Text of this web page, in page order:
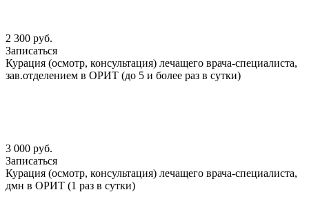
2 300 руб.
Записаться
Курация (осмотр, консультация) лечащего врача-специалиста,
зав.отделением в ОРИТ (до 5 и более раз в сутки)
3 000 руб.
Записаться
Курация (осмотр, консультация) лечащего врача-специалиста,
дмн в ОРИТ (1 раз в сутки)